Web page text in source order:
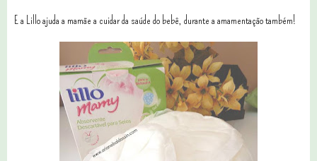
E a Lillo ajuda a mamãe a cuidar da saúde do bebê, durante a amamentação também!